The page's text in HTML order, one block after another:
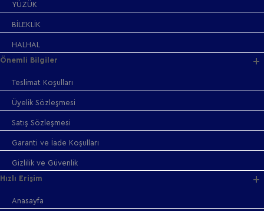
YÜZÜK
BİLEKLİK
HALHAL
Önemli Bilgiler
Teslimat Koşulları
Üyelik Sözleşmesi
Satış Sözleşmesi
Garanti ve İade Koşulları
Gizlilik ve Güvenlik
Hızlı Erişim
Anasayfa